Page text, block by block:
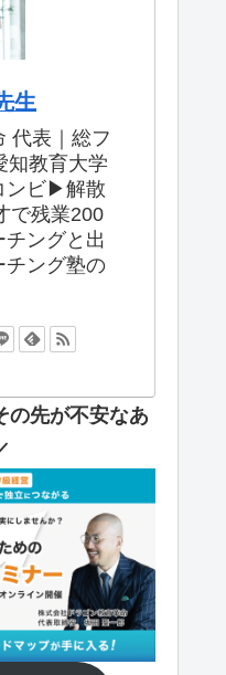
生
代表｜総フ
知教育大学
ンビ▶︎解散
で残業200
ングと出
ング塾の
の先が不安なあ